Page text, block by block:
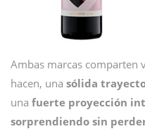
Ambas marcas comparten
hacen, una sólida
una fuerte proyección
sorprendiendo sin